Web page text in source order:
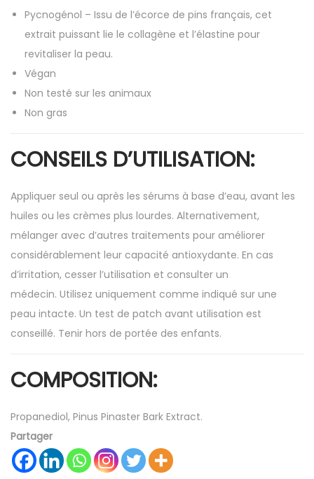
Pycnogénol – Issu de l’écorce de pins français, cet
extrait puissant lie le collagène et l’élastine pour
revitaliser la peau.
Végan
Non testé sur les animaux
Non gras
CONSEILS D’UTILISATION:
Appliquer seul ou après les sérums à base d’eau, avant les
huiles ou les crèmes plus lourdes. Alternativement,
mélanger avec d’autres traitements pour améliorer
considérablement leur capacité antioxydante. En cas
d’irritation, cesser l’utilisation et consulter un
médecin. Utilisez uniquement comme indiqué sur une
peau intacte. Un test de patch avant utilisation est
conseillé. Tenir hors de portée des enfants.
COMPOSITION:
Propanediol, Pinus Pinaster Bark Extract.
Partager